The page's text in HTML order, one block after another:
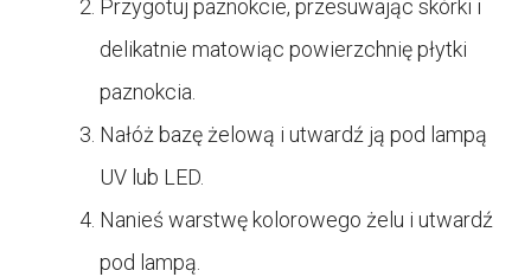
Przygotuj paznokcie, przesuwając skórki i
delikatnie matowiąc powierzchnię płytki
paznokcia.
Nałóż bazę żelową i utwardź ją pod lampą
UV lub LED.
Nanieś warstwę kolorowego żelu i utwardź
pod lampą.